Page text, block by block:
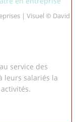
| Visuel © David
service des
leurs salariés la